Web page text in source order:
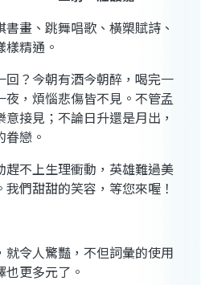
書畫 、跳舞唱歌、 橫槊賦詩 、
樣精通。
回？今朝有酒今朝醉 ，喝完一
夜，煩惱悲傷皆不見。不管孟
意接見；不論日升還是月出 ，
戀。
趕不上生理衝動，英雄難過美
我們甜甜的笑容，等您來喔！
令人驚豔，不但詞彙的使用
更多元了。